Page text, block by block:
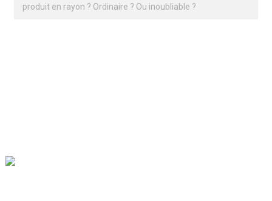
produit en rayon ? Ordinaire ? Ou inoubliable ?